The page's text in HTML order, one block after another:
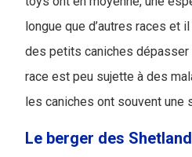
longue que d’autres races et
des petits caniches dépasser
race est peu sujette à des
les caniches ont souvent une
Le berger des Shetland